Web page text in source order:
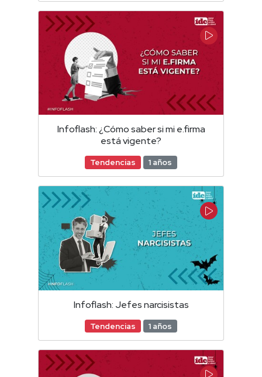
Infoflash: ¿Cómo saber si mi e.firma
está vigente?
Tendencias 1 años
Infoflash: Jefes narcisistas
Tendencias 1 años